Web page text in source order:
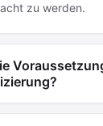
zu werden.